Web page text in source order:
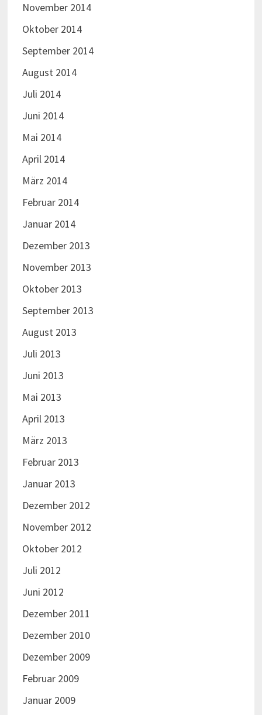
November 2014
Oktober 2014
September 2014
August 2014
Juli 2014
Juni 2014
Mai 2014
April 2014
März 2014
Februar 2014
Januar 2014
Dezember 2013
November 2013
Oktober 2013
September 2013
August 2013
Juli 2013
Juni 2013
Mai 2013
April 2013
März 2013
Februar 2013
Januar 2013
Dezember 2012
November 2012
Oktober 2012
Juli 2012
Juni 2012
Dezember 2011
Dezember 2010
Dezember 2009
Februar 2009
Januar 2009